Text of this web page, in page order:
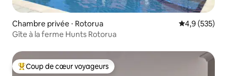
Chambre privée ⋅ Rotorua Évaluation
4,9 (535)
Gîte à la ferme Hunts Rotorua
Coups de cœur voyageurs les plus appréciés
Coup de cœur voyageurs